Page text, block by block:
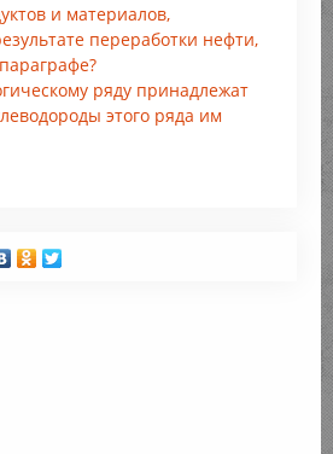
и материалов,
переработки нефти,
ряду принадлежат
этого ряда им